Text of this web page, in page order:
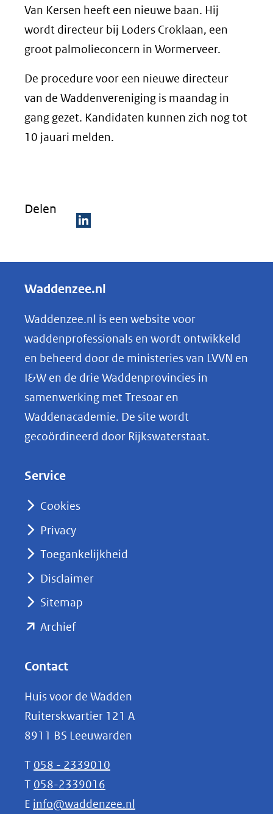
Van Kersen heeft een nieuwe baan. Hij
wordt directeur bij Loders Croklaan, een
groot palmolieconcern in Wormerveer.
De procedure voor een nieuwe directeur
van de Waddenvereniging is maandag in
gang gezet. Kandidaten kunnen zich nog tot
10 jauari melden.
Delen
e
e
n
o
p
k
e
nieuw
naar
Waddenzee.nl
Waddenzee.nl is een website voor
waddenprofessionals en wordt ontwikkeld
en beheerd door de ministeries van LVVN en
I&W en de drie Waddenprovincies in
samenwerking met Tresoar en
Waddenacademie. De site wordt
gecoördineerd door Rijkswaterstaat.
Service
Cookies
Privacy
Toegankelijkheid
Disclaimer
Sitemap
Archief(opent
(verwijst
naar
een
andere
website)
Contact
Huis voor de Wadden
Ruiterskwartier 121 A
8911 BS Leeuwarden
T 058 - 2339010
T 058-2339016
E info@waddenzee.nl